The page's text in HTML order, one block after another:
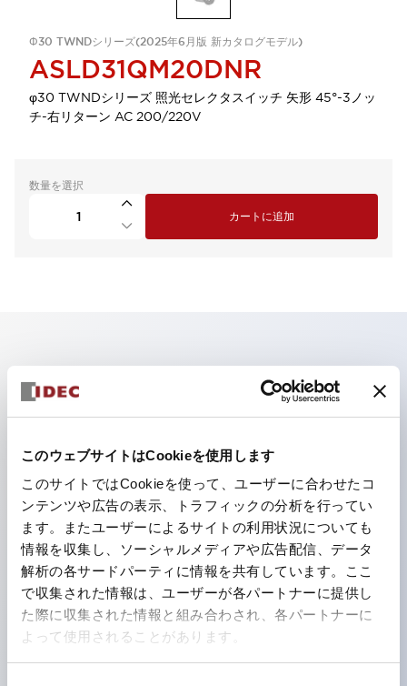
このウェブサイトはCookieを使用します
このサイトではCookieを使って、ユーザーに合わせたコ
ンテンツや広告の表示、トラフィックの分析を行ってい
ます。またユーザーによるサイトの利用状況についても
情報を収集し、ソーシャルメディアや広告配信、データ
解析の各サードパーティに情報を共有しています。ここ
で収集された情報は、ユーザーが各パートナーに提供し
た際に収集された情報と組み合わされ、各パートナーに
よって使用されることがあります。
Φ30 TWNDシリーズ(2025年6月版 新カタログモデル)
ASLD31QM20DNR
φ30 TWNDシリーズ 照光セレクタスイッチ 矢形 45°-3ノッ
チ-右リターン AC 200/220V
数量を選択
カートに追加
主な特長
照光ユニットの低電圧タイプ（6～24Vタイプ）は
2026年1月より新カタログモデルの製品に順次切り替え
予定
パネルへの取付強度が要求される用途や北米向け機械な
どに適した亜鉛ダイカストタイプ
フィンガープロテクション構造、ねじアップ端子構造、
保護構造IP20に対応したHW-U形コンタクトブロック
を搭載。
高電圧タイプのLED球が搭載可能になり、ダイレクト
タイプの定格使用電圧が最大240Vまで対応可能になり